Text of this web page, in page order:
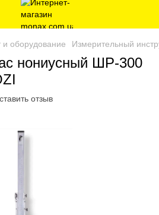
и оборудование Измерительный
нониусный ШР-300
отзыв